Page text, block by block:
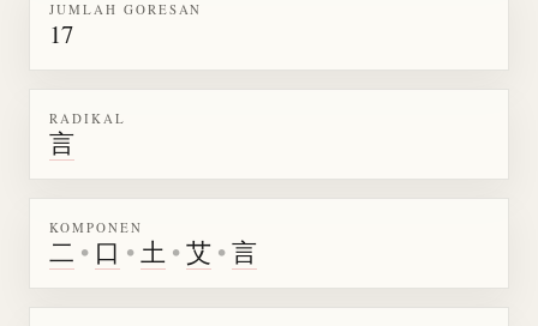
JUMLAH GORESAN
17
RADIKAL
言
KOMPONEN
二 • 口 •土 •艾 •言